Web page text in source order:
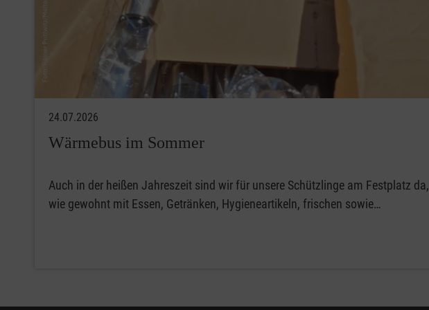
24.07.2026
Wärmebus im Sommer
Auch in der heißen Jahreszeit sind wir für unsere Schützlinge am Festplatz da,
wie gewohnt mit Essen, Getränken, Hygieneartikeln, frischen sowie…